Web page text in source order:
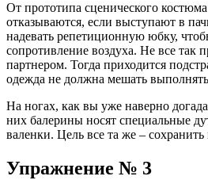
От прототипа сценического
отказываются, если выступают в
надевать репетиционную юбку,
сопротивление воздуха. Не все так
партнером. Тогда приходится
одежда не должна мешать
На ногах, как вы уже наверно
них балерины носят специальные
валенки. Цель все та же –
Упражнение № 3